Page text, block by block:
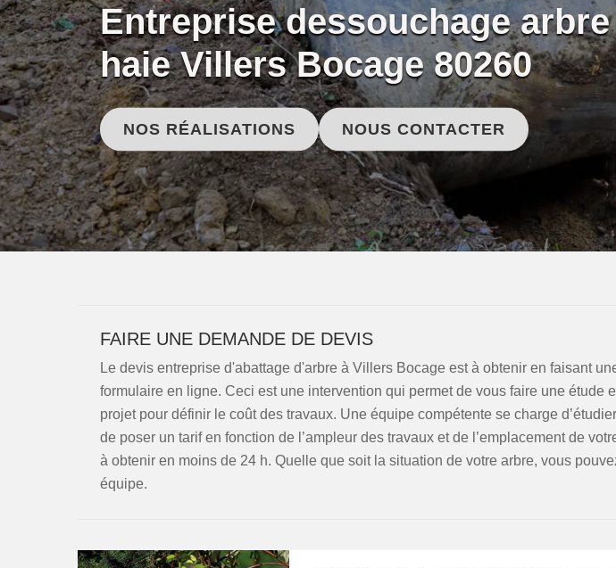
Entreprise dessouchage
haie Villers Bocage 80260
NOS RÉALISATIONS NOUS CONTACTER
FAIRE UNE DEMANDE DE DEVIS
Le devis entreprise d'abattage d'arbre à Villers Bocage est à obtenir en faisant
formulaire en ligne. Ceci est une intervention qui permet de vous faire une étude
projet pour définir le coût des travaux. Une équipe compétente se charge
de poser un tarif en fonction de l’ampleur des travaux et de l’emplacement de
à obtenir en moins de 24 h. Quelle que soit la situation de votre arbre, vous
équipe.